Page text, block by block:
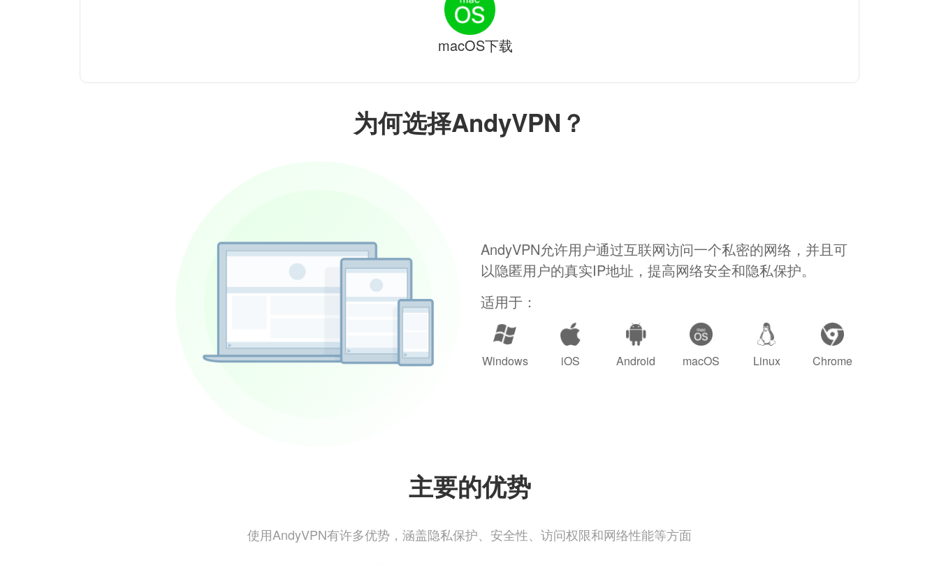
为何选择AndyVPN？
AndyVPN允许用户通过互联网访问一个私密的网络，并且可
以隐匿用户的真实IP地址，提高网络安全和隐私保护。
适用于：
Windows iOS Android macOS Linux Chrome
主要的优势
使用AndyVPN有许多优势，涵盖隐私保护、安全性、访问权限和网络性能等方面
macOS下载